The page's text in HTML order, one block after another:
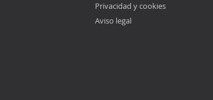
Privacidad y cookies
Aviso legal